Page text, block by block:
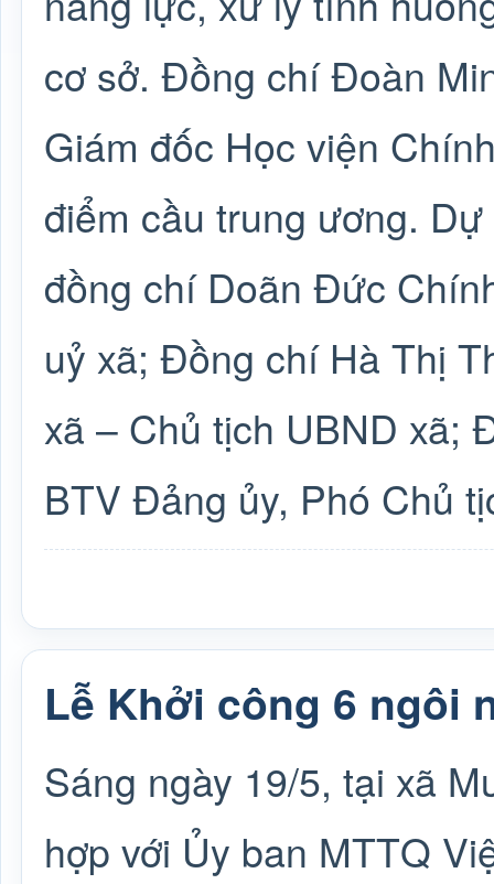
cơ sở. Đồng chí Đoàn
Giám đốc Học viện
điểm cầu trung ương.
đồng chí Doãn Đức
uỷ xã; Đồng chí Hà Thị
xã – Chủ tịch UBND xã;
BTV Đảng ủy, Phó Chủ
Lễ Khởi công 6 ngôi
Sáng ngày 19/5, tại xã
hợp với Ủy ban MTTQ